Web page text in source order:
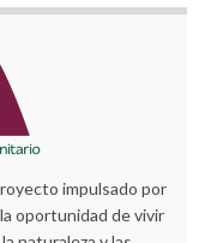
impulsado por
oportunidad de vivir